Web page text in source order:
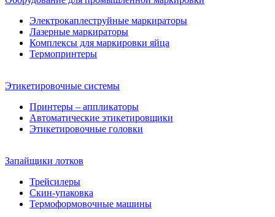
Электрокаплеструйные маркираторы
Лазерные маркираторы
Комплексы для маркировки яйца
Термопринтеры
Этикетировочные системы
Принтеры – аппликаторы
Автоматические этикетировщики
Этикетировочные головки
Запайщики лотков
Трейсилеры
Скин-упаковка
Термоформовочные машины